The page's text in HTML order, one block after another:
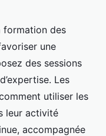
formation des
une
des sessions
Les
utiliser les
leur activité
accompagnée